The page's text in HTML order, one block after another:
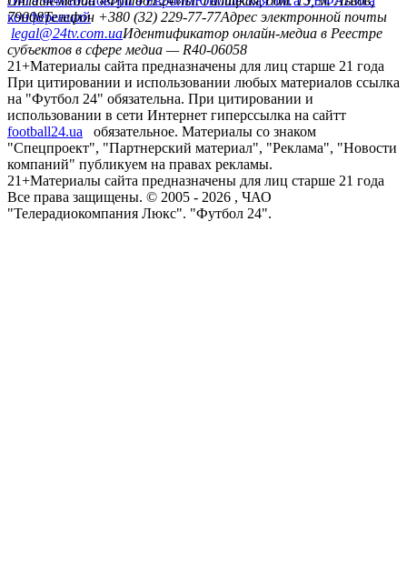
конференций
79008Телефон +380 (32) 229-77-77Адрес электронной почты
legal@24tv.com.uaИдентификатор онлайн-медиа в Реестре
субъектов в сфере медиа — R40-06058
21+Материалы сайта предназначены для лиц старше 21 года
При цитировании и использовании любых материалов ссылка
на "Футбол 24" обязательна. При цитировании и
использовании в сети Интернет гиперссылка на сайтт
football24.ua
обязательное. Материалы со знаком
"Спецпроект", "Партнерский материал", "Реклама", "Новости
компаний" публикуем на правах рекламы.
21+Материалы сайта предназначены для лиц старше 21 года
Все права защищены. © 2005 - 2026 , ЧАО
"Телерадиокомпания Люкс". "Футбол 24".